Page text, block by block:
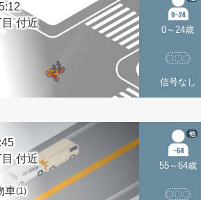
付近
0～24歳
信号なし
付近
車(1)
55～64歳
他